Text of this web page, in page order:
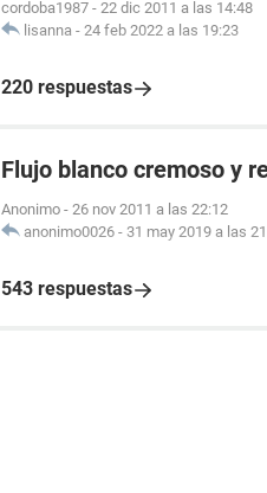
cordoba1987 - 22 dic 2011 a las 14:48
lisanna - 24 feb 2022 a las 19:23
220 respuestas
Flujo blanco cremoso y
Anonimo - 26 nov 2011 a las 22:12
anonimo0026 - 31 may 2019 a las
543 respuestas